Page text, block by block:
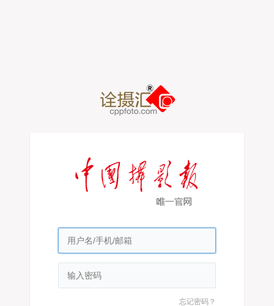
忘记密码？